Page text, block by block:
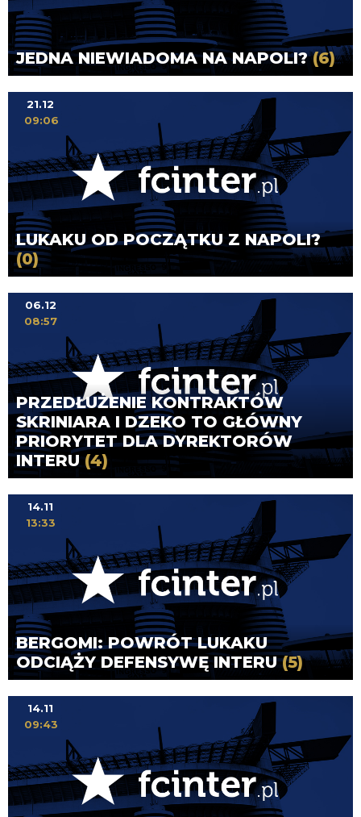
JEDNA NIEWIADOMA NA NAPOLI?(6)
LUKAKU OD POCZĄTKU Z NAPOLI?
(0)
21.12
09:06
PRZEDŁUŻENIE KONTRAKTÓW
SKRINIARA I DZEKO TO GŁÓWNY
PRIORYTET DLA DYREKTORÓW
INTERU (4)
06.12
08:57
BERGOMI: POWRÓT LUKAKU
ODCIĄŻY DEFENSYWĘ INTERU(5)
14.11
13:33
14.11
09:43